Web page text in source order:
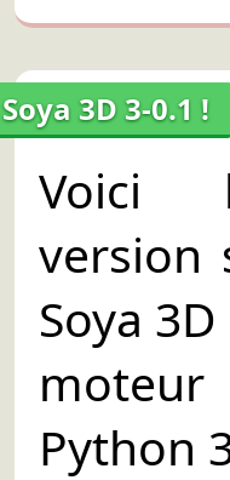
Soya 3D 3-0.1 !
Voici
version
Soya
Python